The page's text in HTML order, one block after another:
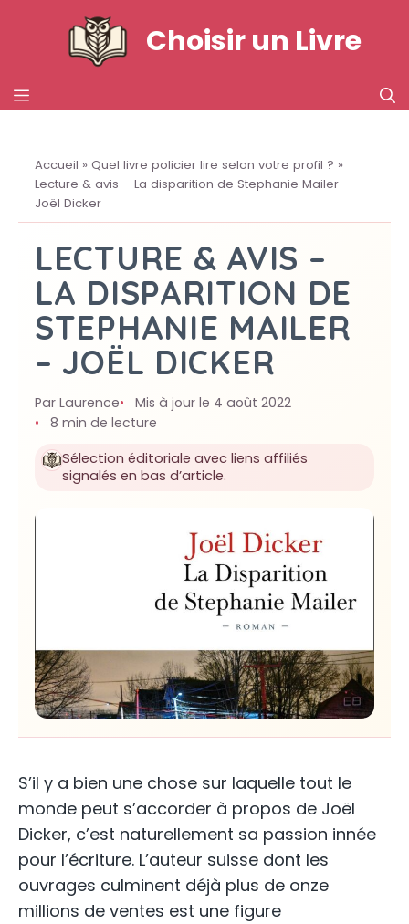
Choisir un Livre
MENU
Accueil » Quel livre policier lire selon votre profil ? »
Lecture & avis – La disparition de Stephanie Mailer –
Joël Dicker
LECTURE & AVIS –
LA DISPARITION DE
STEPHANIE MAILER
– JOËL DICKER
Par Laurence
Mis à jour le 4 août 2022
8 min de lecture
Sélection éditoriale avec liens affiliés
signalés en bas d’article.
S’il y a bien une chose sur laquelle tout le
monde peut s’accorder à propos de Joël
Dicker, c’est naturellement sa passion innée
pour l’écriture. L’auteur suisse dont les
ouvrages culminent déjà plus de onze
millions de ventes est une figure